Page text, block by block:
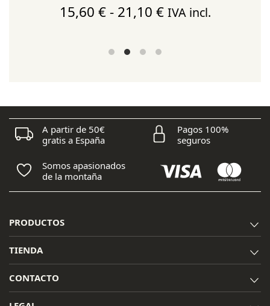
15,60 € - 21,10 €Rango
hasta
21,10 €
IVA incl.
A partir de 50€
gratis a España
Pagos 100%
seguros
Somos apasionados
de la montaña
PRODUCTOS
TIENDA
CONTACTO